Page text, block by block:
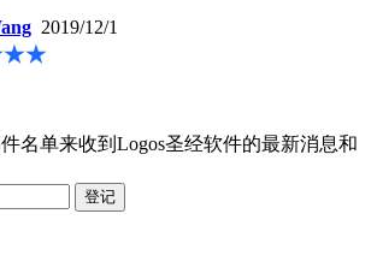
2019/12/1
名单来收到Logos圣经软件的最新消息和
登记